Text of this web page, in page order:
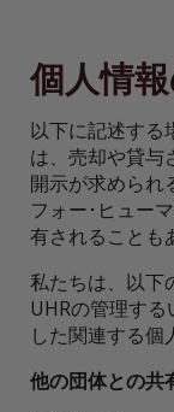
個人情
以下に記述する
は、売却や貸与
開示が求められ
フォー･ヒュー
有されることも
私たちは、以下
UHRの管理す
した関連する個
他の団体との共